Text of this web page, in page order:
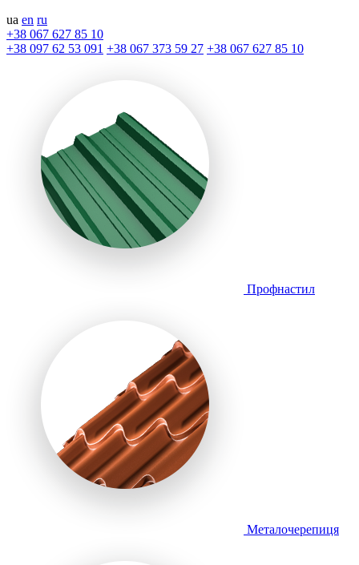
ua en ru
+38 067 627 85 10
+38 097 62 53 091 +38 067 373 59 27 +38 067 627 85 10
Профнастил
Металочерепиця